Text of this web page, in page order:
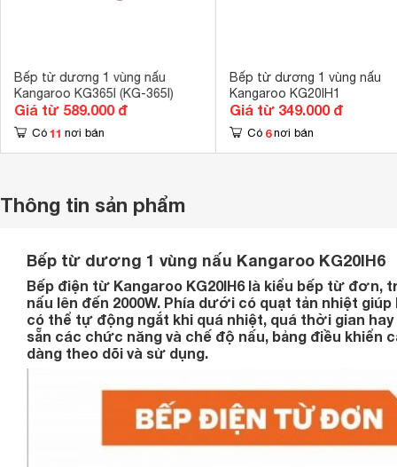
Bếp từ dương 1 vùng nấu
Kangaroo KG365I (KG-365I)
Giá từ 589.000 đ
Có 11 nơi bán
Bếp từ dương 1 vùng nấu
Kangaroo KG20IH1
Giá từ 349.000 đ
Có 6 nơi bán
Thông tin sản phẩm
Bếp từ dương 1 vùng nấu Kangaroo KG20IH6
Bếp điện từ Kangaroo KG20IH6 là kiểu bếp từ đơn,
nấu lên đến 2000W. Phía dưới có quạt tản nhiệt
có thể tự động ngắt khi quá nhiệt, quá thời gian
sẵn các chức năng và chế độ nấu, bảng điều khiển
dàng theo dõi và sử dụng.